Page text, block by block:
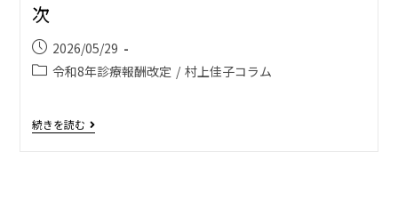
次
2026/05/29
令和8年診療報酬改定 / 村上佳子コラム
続きを読む